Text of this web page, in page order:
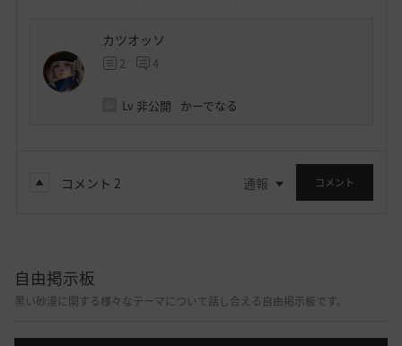
カツオッソ
2 4
Lv 非公開 かーでなる
コメント 2 通報 コメント
自由掲示板
黒い砂漠に関する様々なテーマについて話し合える自由掲示板です。